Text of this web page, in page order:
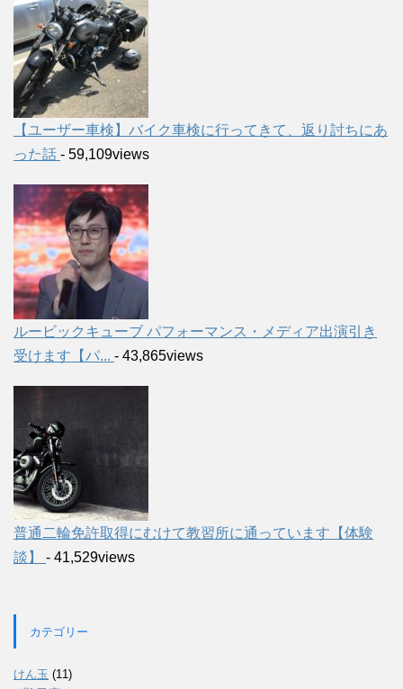
【ユーザー車検】バイク車検に行ってきて、返り討ちにあ
った話 - 59,109views
ルービックキューブ パフォーマンス・メディア出演引き
受けます【パ... - 43,865views
普通二輪免許取得にむけて教習所に通っています【体験
談】 - 41,529views
カテゴリー
けん玉 (11)